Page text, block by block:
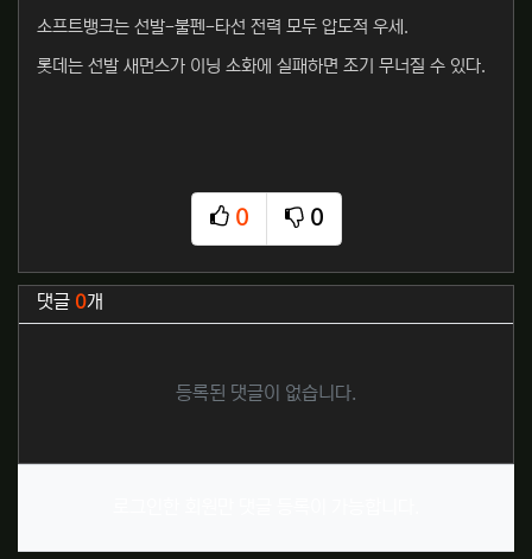
소프트뱅크는 선발-불펜-타선 전력 모두 압도적 우세.
롯데는 선발 새먼스가 이닝 소화에 실패하면 조기 무너질 수 있다.
0
추천
0
비추천
관련자료
댓글 0개
등록된 댓글이 없습니다.